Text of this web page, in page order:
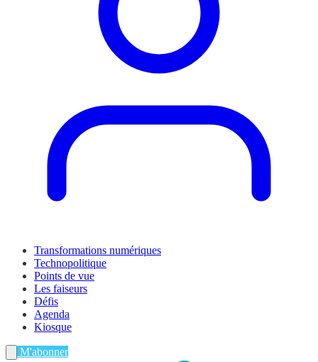
Transformations numériques
Technopolitique
Points de vue
Les faiseurs
Défis
Agenda
Kiosque
M'abonner